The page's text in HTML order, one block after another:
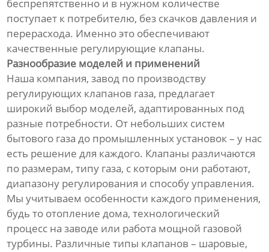
беспрепятственно и в нужном количестве
поступает к потребителю, без скачков давления и
перерасхода. Именно это обеспечивают
качественные регулирующие клапаны.
Разнообразие моделей и применений
Наша компания, завод по производству
регулирующих клапанов газа, предлагает
широкий выбор моделей, адаптированных под
разные потребности. От небольших систем
бытового газа до промышленных установок – у нас
есть решение для каждого. Клапаны различаются
по размерам, типу газа, с которым они работают,
диапазону регулирования и способу управления.
Мы учитываем особенности каждого применения,
будь то отопление дома, технологический
процесс на заводе или работа мощной газовой
турбины. Различные типы клапанов – шаровые,